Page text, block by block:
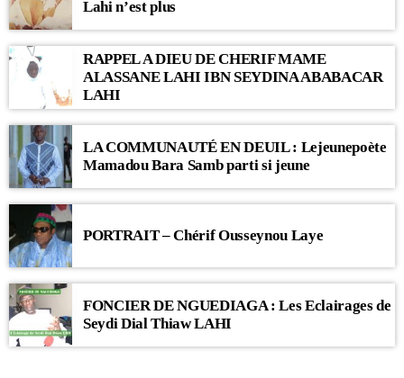
Lahi n’est plus
RAPPEL A DIEU DE CHERIF MAME
ALASSANE LAHI IBN SEYDINA ABABACAR
LAHI
LA COMMUNAUTÉ EN DEUIL : Lejeunepoète
Mamadou Bara Samb parti si jeune
PORTRAIT – Chérif Ousseynou Laye
FONCIER DE NGUEDIAGA : Les Eclairages de
Seydi Dial Thiaw LAHI